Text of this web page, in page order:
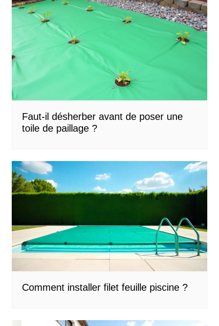
Faut-il désherber avant de poser une
toile de paillage ?
Comment installer filet feuille piscine ?